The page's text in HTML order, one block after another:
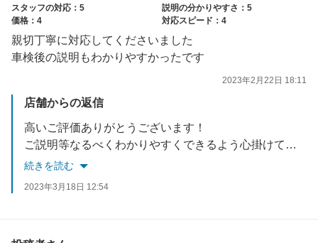
スタッフの対応：5
説明の分かりやすさ：5
価格：4
対応スピード：4
親切丁寧に対応してくださいました
車検後の説明もわかりやすかったです
2023年2月22日 18:11
店舗からの返信
高いご評価ありがとうございます！
ご説明等なるべくわかりやすくできるよう心掛けております。
ご不明点などありましたらいつでもお尋ねください！
続きを読む
2023年3月18日 12:54